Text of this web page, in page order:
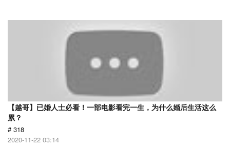
【越哥】已婚人士必看！一部电影看完一生，为什么婚后生活这么
累？
# 318
2020-11-22 03:14